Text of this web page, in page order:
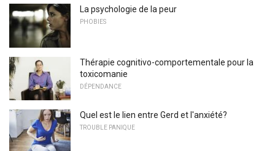
La psychologie de la peur
PHOBIES
Thérapie cognitivo-comportementale pour la
toxicomanie
DÉPENDANCE
Quel est le lien entre Gerd et l'anxiété?
TROUBLE PANIQUE